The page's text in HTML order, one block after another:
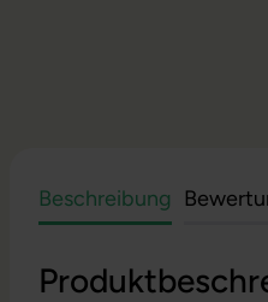
Beschreibung